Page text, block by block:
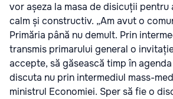
vor așeza la masa de disicuții pentru
calm și constructiv. „Am avut o
Primăria până nu demult. Prin
transmis primarului general o
accepte, să găsească timp în
discuta nu prin intermediul mass-
ministrul Economiei. Sper să fie o